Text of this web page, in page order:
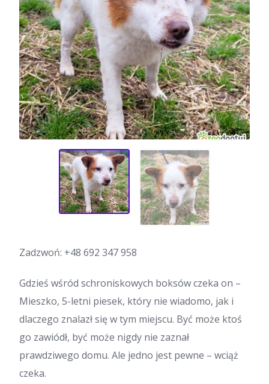
Zadzwoń: +48 692 347 958
Gdzieś wśród schroniskowych boksów czeka on –
Mieszko, 5-letni piesek, który nie wiadomo, jak i
dlaczego znalazł się w tym miejscu. Być może ktoś
go zawiódł, być może nigdy nie zaznał
prawdziwego domu. Ale jedno jest pewne – wciąż
czeka.